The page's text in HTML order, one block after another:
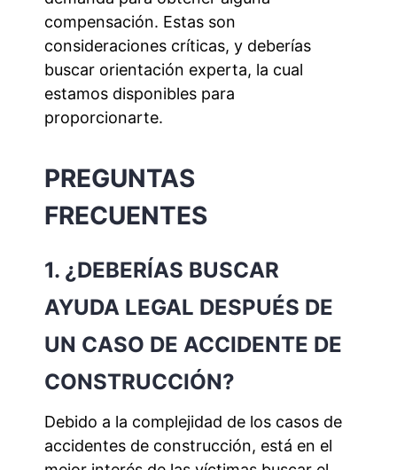
compensación. Estas son
consideraciones críticas, y deberías
buscar orientación experta, la cual
estamos disponibles para
proporcionarte.
PREGUNTAS
FRECUENTES
1. ¿DEBERÍAS BUSCAR
AYUDA LEGAL DESPUÉS DE
UN CASO DE ACCIDENTE DE
CONSTRUCCIÓN?
Debido a la complejidad de los casos de
accidentes de construcción, está en el